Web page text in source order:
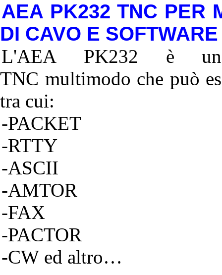
AEA PK232 TNC PER
DI CAVO E SOFTWARE
L'AEA PK232 è un
TNC multimodo che può
tra cui:
-PACKET
-RTTY
-ASCII
-AMTOR
-FAX
-PACTOR
-CW ed altro…